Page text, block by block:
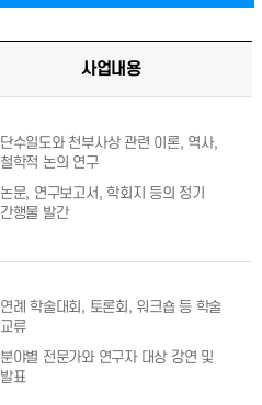
사업내용
단수일도와 천부사상 관련 이론, 역사,
철학적 논의 연구
논문, 연구보고서, 학회지 등의 정기
간행물 발간
연례 학술대회, 토론회, 워크숍 등 학술
교류
분야별 전문가와 연구자 대상 강연 및
발표